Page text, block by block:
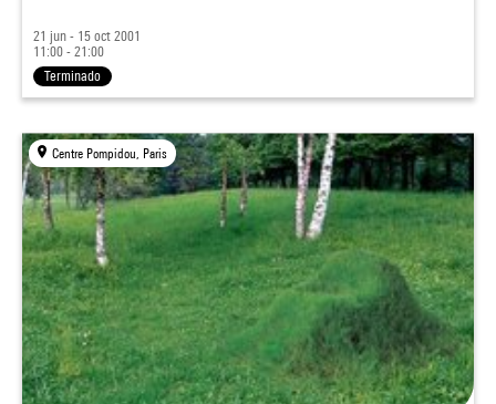
21 jun - 15 oct 2001
11:00 - 21:00
Terminado
Centre Pompidou, Paris